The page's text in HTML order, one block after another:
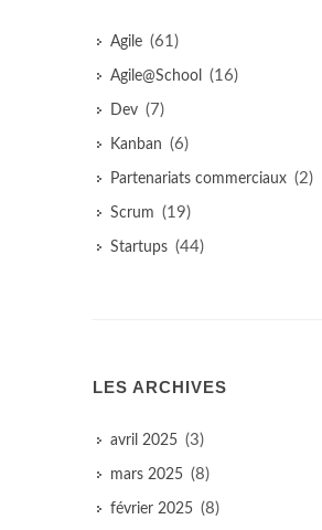
Agile (61)
Agile@School (16)
Dev (7)
Kanban (6)
Partenariats commerciaux (2)
Scrum (19)
Startups (44)
LES ARCHIVES
avril 2025 (3)
mars 2025 (8)
février 2025 (8)